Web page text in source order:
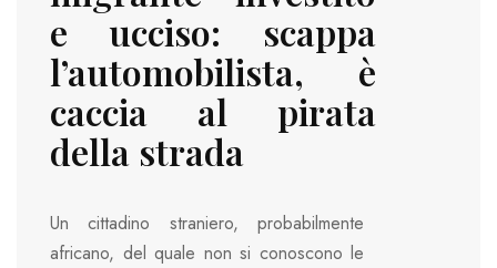
e ucciso: scappa
l’automobilista, è
caccia al pirata
della strada
Un cittadino straniero, probabilmente
africano, del quale non si conoscono le